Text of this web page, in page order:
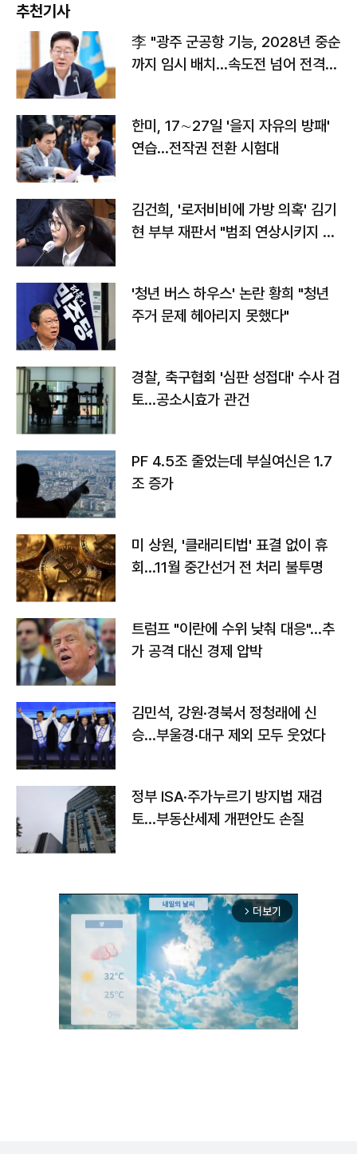
추천기사
李 "광주 군공항 기능, 2028년 중순
까지 임시 배치…속도전 넘어 전격
한미, 17∼27일 '을지 자유의 방패'
연습…전작권 전환 시험대
김건희, '로저비비에 가방 의혹' 김기
현 부부 재판서 "범죄 연상시키지 말
'청년 버스 하우스' 논란 황희 "청년
주거 문제 헤아리지 못했다"
경찰, 축구협회 '심판 성접대' 수사 검
토…공소시효가 관건
PF 4.5조 줄었는데 부실여신은 1.7
조 증가
미 상원, '클래리티법' 표결 없이 휴
회…11월 중간선거 전 처리 불투명
트럼프 "이란에 수위 낮춰 대응"…추
가 공격 대신 경제 압박
김민석, 강원·경북서 정청래에 신
승…부울경·대구 제외 모두 웃었다
정부 ISA·주가누르기 방지법 재검
토…부동산세제 개편안도 손질
arrow_forward_ios 더보기